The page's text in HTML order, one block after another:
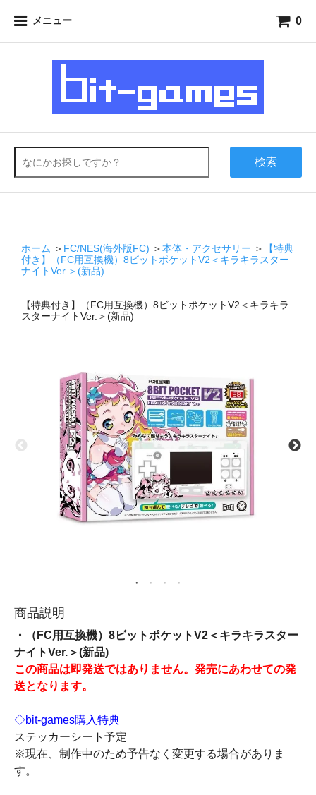
メニュー 0
検索
ホーム ＞ FC/NES(海外版FC) ＞本体・アクセサリー ＞
【特典
付き】（FC用互換機）8ビットポケットV2＜キラキラスター
ナイトVer.＞(新品)
【特典付き】（FC用互換機）8ビットポケットV2＜キラキラ
スターナイトVer.＞(新品)
商品説明
・（FC用互換機）8ビットポケットV2＜キラキラスター
ナイトVer.＞(新品)
この商品は即発送ではありません。発売にあわせての発
送となります。
◇bit-games購入特典
ステッカーシート予定
※現在、制作中のため予告なく変更する場合がありま
す。